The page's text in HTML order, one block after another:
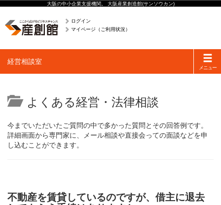
大阪の中小企業支援機関。 大阪産業創造館(サンソウカン)
ログイン
マイページ（ご利用状況）
Toggle
メニュー
経営相談室
よくある経営・法律相談
今までいただいたご質問の中で多かった質問とその回答例です。
詳細画面から専門家に、メール相談や直接会っての面談などを申
し込むことができます。
不動産を賃貸しているのですが、借主に退去